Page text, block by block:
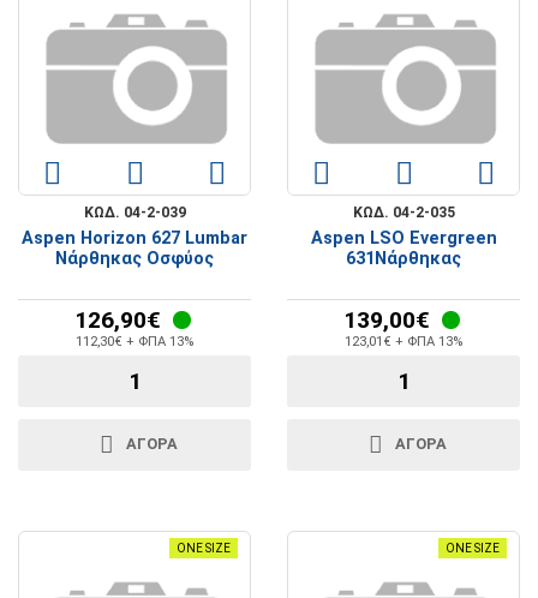
ΚΩΔ. 04-2-039
Aspen Horizon 627 Lumbar
Νάρθηκας Οσφύος
126,90€
112,30€ + ΦΠΑ 13%
ΑΓΟΡΑ
ΚΩΔ. 04-2-035
Aspen LSO Evergreen
631Νάρθηκας
139,00€
123,01€ + ΦΠΑ 13%
ΑΓΟΡΑ
ONE SIZE ONE SIZE